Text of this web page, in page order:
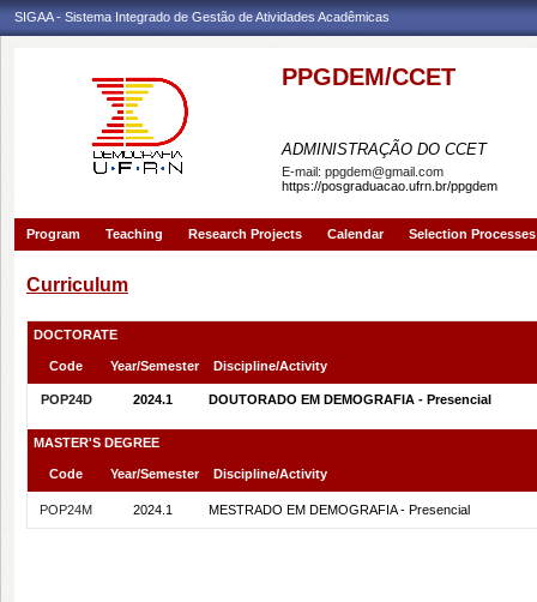
SIGAA - Sistema Integrado de Gestão de Atividades Acadêmicas
PPGDEM/CCET
ADMINISTRAÇÃO DO CCET
E-mail: ppgdem@gmail.com
https://posgraduacao.ufrn.br/ppgdem
Program Teaching Research Projects Calendar Selection Processes
Curriculum
DOCTORATE
Code Year/Semester Discipline/Activity
POP24D 2024.1 DOUTORADO EM DEMOGRAFIA - Presencial
MASTER'S DEGREE
Code Year/Semester Discipline/Activity
POP24M 2024.1 MESTRADO EM DEMOGRAFIA - Presencial